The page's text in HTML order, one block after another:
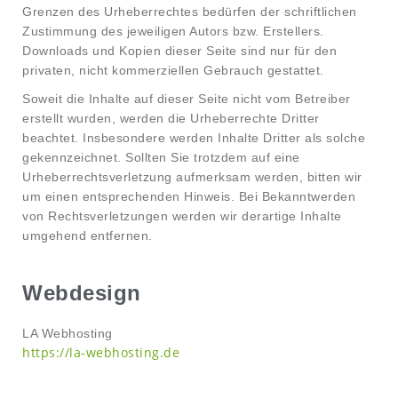
Grenzen des Urheberrechtes bedürfen der schriftlichen
Zustimmung des jeweiligen Autors bzw. Erstellers.
Downloads und Kopien dieser Seite sind nur für den
privaten, nicht kommerziellen Gebrauch gestattet.
Soweit die Inhalte auf dieser Seite nicht vom Betreiber
erstellt wurden, werden die Urheberrechte Dritter
beachtet. Insbesondere werden Inhalte Dritter als solche
gekennzeichnet. Sollten Sie trotzdem auf eine
Urheberrechtsverletzung aufmerksam werden, bitten wir
um einen entsprechenden Hinweis. Bei Bekanntwerden
von Rechtsverletzungen werden wir derartige Inhalte
umgehend entfernen.
Webdesign
LA Webhosting
https://la-webhosting.de